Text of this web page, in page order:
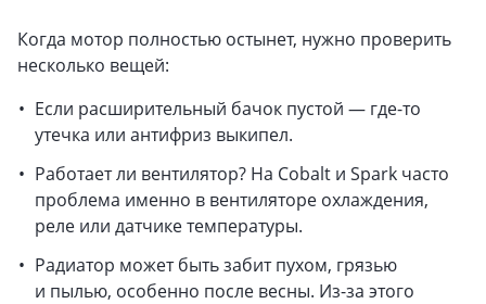
Когда мотор полностью остынет, нужно проверить
несколько вещей:
Если расширительный бачок пустой — где-то
утечка или антифриз выкипел.
Работает ли вентилятор? На Cobalt и Spark часто
проблема именно в вентиляторе охлаждения,
реле или датчике температуры.
Радиатор может быть забит пухом, грязью
и пылью, особенно после весны. Из-за этого